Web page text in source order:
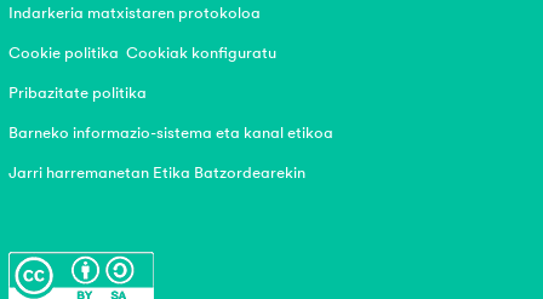
Indarkeria matxistaren protokoloa
Cookie politika Cookiak konfiguratu
Pribazitate politika
Barneko informazio-sistema eta kanal etikoa
Jarri harremanetan Etika Batzordearekin